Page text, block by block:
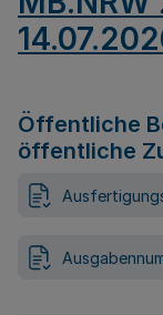
Öffentliche
öffentliche